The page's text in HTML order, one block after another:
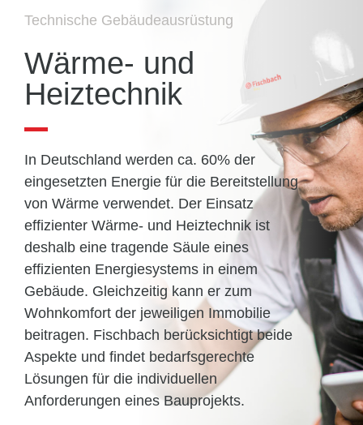
Technische Gebäudeausrüstung
Wärme- und
Heiztechnik
In Deutschland werden ca. 60% der
eingesetzten Energie für die Bereit­stellung
von Wärme verwendet. Der Einsatz
effizienter Wärme- und Heiz­technik ist
deshalb eine tragende Säule eines
effizienten Energie­systems in einem
Gebäude. Gleichzeitig kann er zum
Wohnkomfort der jeweiligen Immobilie
beitragen. Fischbach berück­sichtigt beide
Aspekte und findet bedarfs­gerechte
Lösungen für die individuellen
Anforderungen eines Bauprojekts.